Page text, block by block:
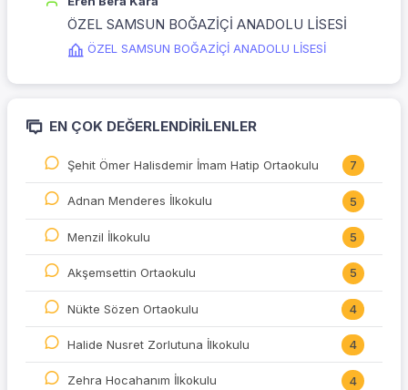
ÖZEL SAMSUN BOĞAZİÇİ ANADOLU LİSESİ
ÖZEL SAMSUN BOĞAZİÇİ ANADOLU LİSESİ
EN ÇOK DEĞERLENDIRILENLER
Şehit Ömer Halisdemir İmam Hatip Ortaokulu 7
Adnan Menderes İlkokulu 5
Menzil İlkokulu 5
Akşemsettin Ortaokulu 5
Nükte Sözen Ortaokulu 4
Halide Nusret Zorlutuna İlkokulu 4
Zehra Hocahanım İlkokulu 4